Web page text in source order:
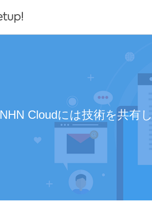
NHN Cloudには技術を共有